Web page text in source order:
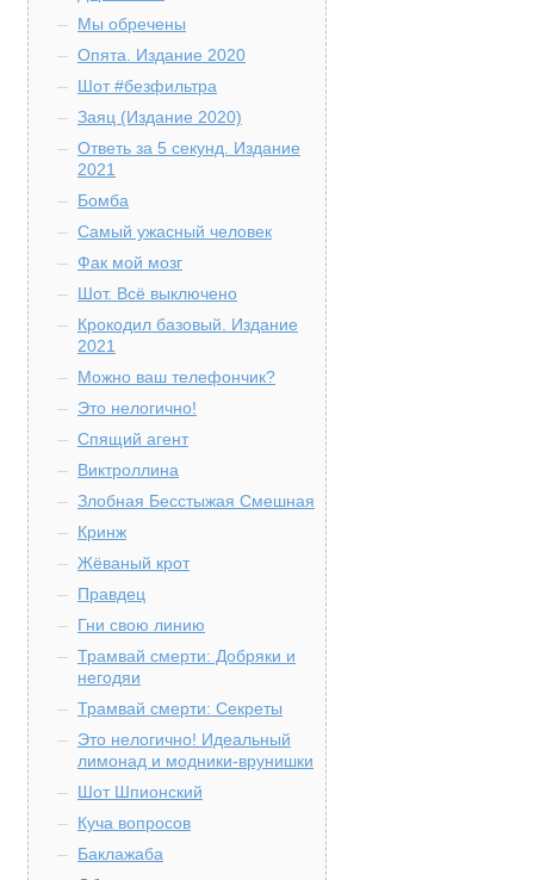
Мы обречены
Опята. Издание 2020
Шот #безфильтра
Заяц (Издание 2020)
Ответь за 5 секунд. Издание
2021
Бомба
Самый ужасный человек
Фак мой мозг
Шот. Всё выключено
Крокодил базовый. Издание
2021
Можно ваш телефончик?
Это нелогично!
Спящий агент
Виктроллина
Злобная Бесстыжая Смешная
Кринж
Жёваный крот
Правдец
Гни свою линию
Трамвай смерти: Добряки и
негодяи
Трамвай смерти: Секреты
Это нелогично! Идеальный
лимонад и модники-врунишки
Шот Шпионский
Куча вопросов
Баклажаба